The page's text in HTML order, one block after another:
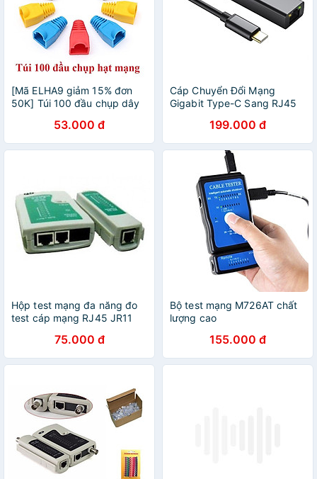
[Mã ELHA9 giảm 15% đơn
50K] Túi 100 đầu chụp dây
53.000 đ
Cáp Chuyển Đổi Mạng
Gigabit Type-C Sang RJ45
199.000 đ
Hộp test mạng đa năng đo
test cáp mạng RJ45 JR11
75.000 đ
Bộ test mạng M726AT chất
lượng cao
155.000 đ